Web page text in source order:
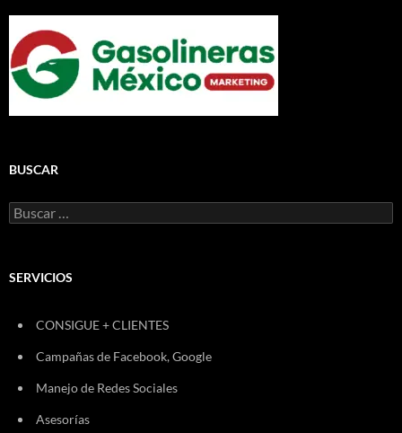
BUSCAR
Buscar:
SERVICIOS
CONSIGUE + CLIENTES
Campañas de Facebook, Google
Manejo de Redes Sociales
Asesorías